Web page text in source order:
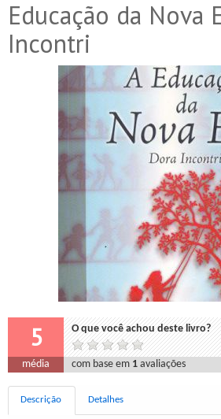
Educação da Nova
Incontri
5 O que você achou deste livro?
média com base em 1 avaliações
Descrição Detalhes